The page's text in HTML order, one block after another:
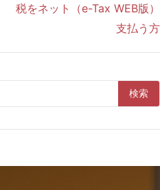
税をネット（e-Tax WEB版
支払う
検索